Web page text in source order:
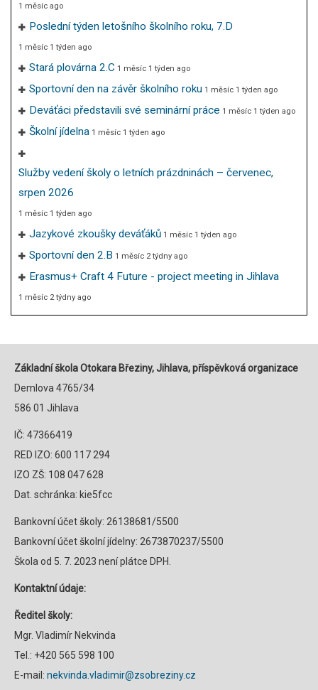
1 měsíc ago
Poslední týden letošního školního roku, 7.D
1 měsíc 1 týden ago
Stará plovárna 2.C 1 měsíc 1 týden ago
Sportovní den na závěr školního roku 1 měsíc 1 týden ago
Deváťáci představili své seminární práce 1 měsíc 1 týden ago
Školní jídelna 1 měsíc 1 týden ago
Služby vedení školy o letních prázdninách – červenec,
srpen 2026
1 měsíc 1 týden ago
Jazykové zkoušky deváťáků 1 měsíc 1 týden ago
Sportovní den 2.B 1 měsíc 2 týdny ago
Erasmus+ Craft 4 Future - project meeting in Jihlava
1 měsíc 2 týdny ago
Základní škola Otokara Březiny, Jihlava, příspěvková organizace
Demlova 4765/34
586 01 Jihlava
IČ: 47366419
RED IZO: 600 117 294
IZO ZŠ: 108 047 628
Dat. schránka: kie5fcc
Bankovní účet školy: 26138681/5500
Bankovní účet školní jídelny: 2673870237/5500
Škola od 5. 7. 2023 není plátce DPH.
Kontaktní údaje:
Ředitel školy:
Mgr. Vladimír Nekvinda
Tel.: +420 565 598 100
E-mail: nekvinda.vladimir@zsobreziny.cz